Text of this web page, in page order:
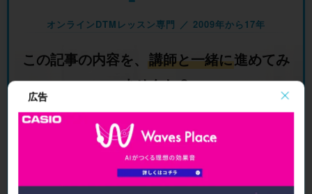
広告
オンラインDTMレッスン専門 ／ 2009年から17年
この記事の内容を、 講師と一緒に進めてみ
ませんか？